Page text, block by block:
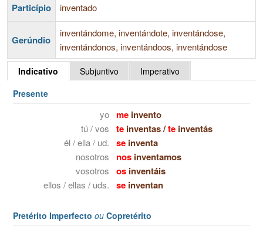
Particípio inventado
Gerúndio
inventándome, inventándote, inventándose,
inventándonos, inventándoos, inventándose
Indicativo Subjuntivo
Imperativo
Presente
yo meinvento
tú / vos teinventas/teinventás
él / ella / ud. seinventa
nosotros nosinventamos
vosotros osinventáis
ellos / ellas / uds. seinventan
Pretérito Imperfecto ou Copretérito